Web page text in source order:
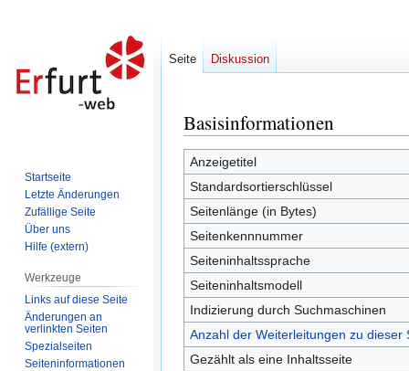
Zur
Navigation
springen
Zur
Suche
springen
Basisinformationen
Anzeigetitel
Standardsortierschlüssel
Seitenlänge (in Bytes)
Seitenkennnummer
Seiteninhaltssprache
Seiteninhaltsmodell
Indizierung durch Suchmaschinen
Anzahl der Weiterleitungen zu dieser
Gezählt als eine Inhaltsseite
Seite Diskussion
Startseite
Letzte Änderungen
Zufällige Seite
Über uns
Hilfe (extern)
Werkzeuge
Links auf diese Seite
Änderungen an
verlinkten Seiten
Spezialseiten
Seiten­informationen